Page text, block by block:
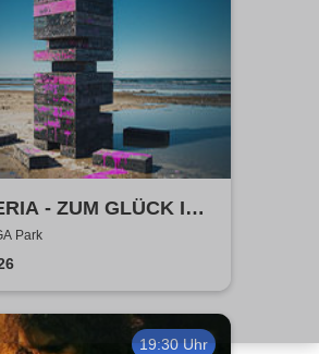
- ZUM GLÜCK IN
TOUR 2026
Park
19:30 Uhr